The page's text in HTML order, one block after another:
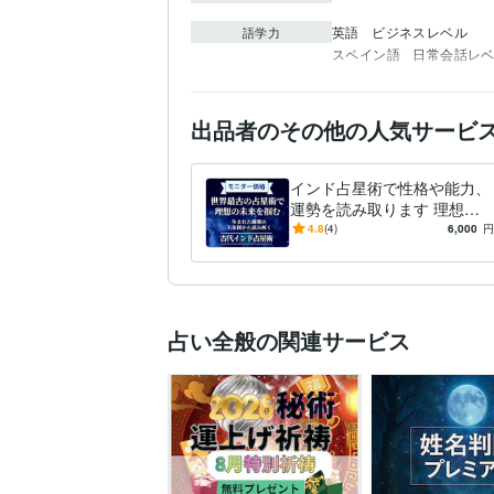
語学力 英語
ビジネスレベル
スペイン語
日常会話レ
出品者のその他の人気サービ
インド占星術で性格や能力、
運勢を読み取ります 理想の
未来を掴むための行動・決断
4.8(4) 6,000 円
占い全般の関連サービス